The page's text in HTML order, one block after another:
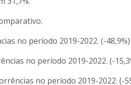
no período 2019-2022. (-48,9%)
no período 2019-2022. (-
no período 2019-2022. (-